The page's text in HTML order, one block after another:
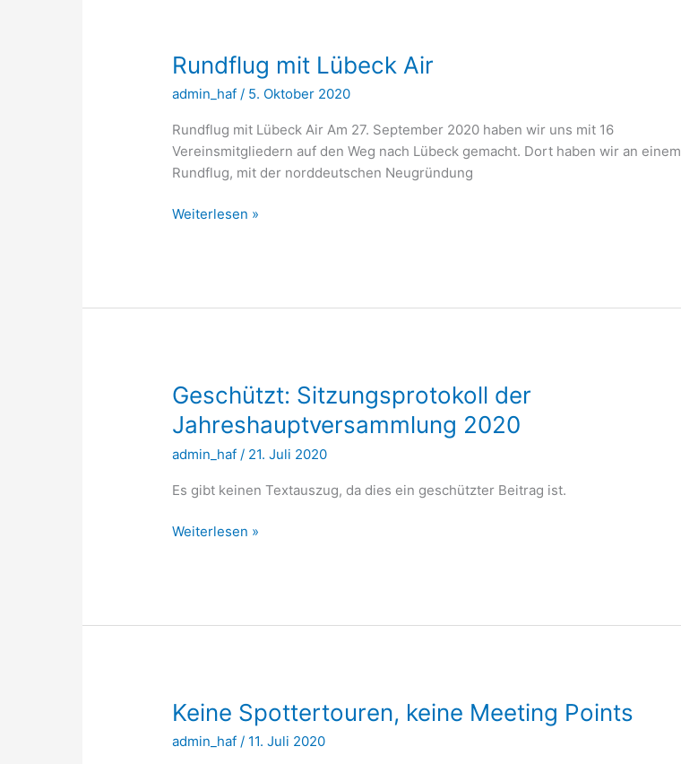
Rundflug mit Lübeck Air
admin_haf / 5. Oktober 2020
Rundflug mit Lübeck Air Am 27. September 2020 haben wir uns mit 16
Vereinsmitgliedern auf den Weg nach Lübeck gemacht. Dort haben wir an einem
Rundflug, mit der norddeutschen Neugründung
Rundflug
Weiterlesen »
Geschützt: Sitzungsprotokoll der
Jahreshauptversammlung 2020
admin_haf / 21. Juli 2020
Es gibt keinen Textauszug, da dies ein geschützter Beitrag ist.
Geschützt:
Weiterlesen »
Keine Spottertouren, keine Meeting Points
admin_haf/ 11. Juli 2020